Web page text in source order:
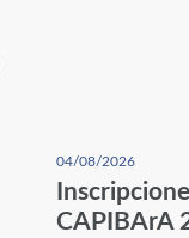
04/08/2026
CAPIBArA